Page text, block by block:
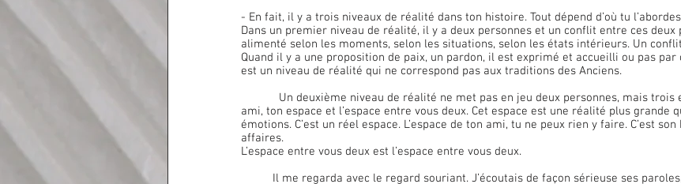
- En fait, il y a trois niveaux de réalité dans ton histoire. Tout dépend d’où tu
Dans un premier niveau de réalité, il y a deux personnes et un conflit entre ces deux
alimenté selon les moments, selon les situations, selon les états intérieurs. Un
Quand il y a une proposition de paix, un pardon, il est exprimé et accueilli ou pas par
est un niveau de réalité qui ne correspond pas aux traditions des Anciens.
ami, ton espace et l’espace entre vous deux. Cet espace est une réalité plus grande
émotions. C’est un réel espace. L’espace de ton ami, tu ne peux rien y faire. C’est
affaires.
L’espace entre vous deux est l’espace entre vous deux.